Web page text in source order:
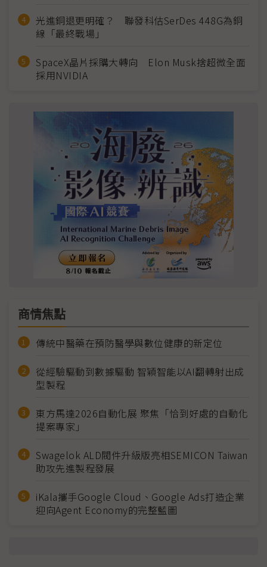
光進銅退更明確？ 聯發科估SerDes 448G為銅
線「最終戰場」
SpaceX晶片採購大轉向 Elon Musk捨超微全面
採用NVIDIA
商情焦點
傳統中醫藥在預防醫學與數位健康的新定位
從經驗驅動到數據驅動 智穎智能以AI翻轉射出成
型製程
東方馬達2026自動化展 聚焦「恰到好處的自動化
提案專家」
Swagelok ALD閥件升級版亮相SEMICON Taiwan
助攻先進製程發展
iKala攜手Google Cloud、Google Ads打造企業
迎向Agent Economy的完整藍圖